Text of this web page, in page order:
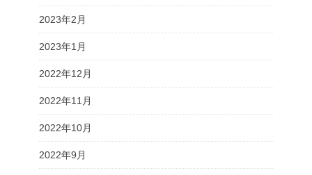
2023年2月
2023年1月
2022年12月
2022年11月
2022年10月
2022年9月